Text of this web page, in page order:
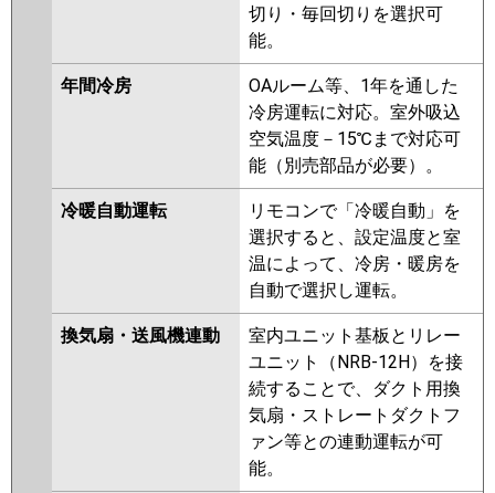
切り・毎回切りを選択可
能。
年間冷房
OAルーム等、1年を通した
冷房運転に対応。室外吸込
空気温度－15℃まで対応可
能（別売部品が必要）。
冷暖自動運転
リモコンで「冷暖自動」を
選択すると、設定温度と室
温によって、冷房・暖房を
自動で選択し運転。
換気扇・送風機連動
室内ユニット基板とリレー
ユニット（NRB-12H）を接
続することで、ダクト用換
気扇・ストレートダクトフ
ァン等との連動運転が可
能。